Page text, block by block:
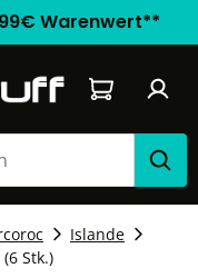
Warenwert**
Warenkorb
Islande
Stk.)